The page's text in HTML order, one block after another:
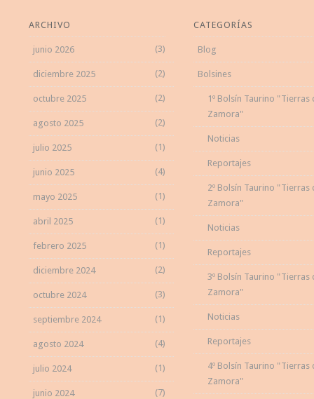
ARCHIVO
junio 2026 (3)
diciembre 2025 (2)
octubre 2025 (2)
agosto 2025 (2)
julio 2025 (1)
junio 2025 (4)
mayo 2025 (1)
abril 2025 (1)
febrero 2025 (1)
diciembre 2024 (2)
octubre 2024 (3)
septiembre 2024 (1)
agosto 2024 (4)
julio 2024 (1)
junio 2024 (7)
CATEGORÍAS
Blog
Bolsines
1º Bolsín Taurino "Tierras
Zamora"
Noticias
Reportajes
2º Bolsín Taurino "Tierras
Zamora"
Noticias
Reportajes
3º Bolsín Taurino "Tierras
Zamora"
Noticias
Reportajes
4º Bolsín Taurino "Tierras
Zamora"